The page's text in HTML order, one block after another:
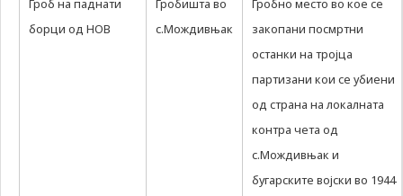
Гроб на паднати
борци од НОВ
Гробишта во
с.Мождивњак
Гробно место во кое се
закопани посмртни
останки на тројца
партизани кои се убиени
од страна на локалната
контра чета од
с.Мождивњак и
бугарските војски во 1944